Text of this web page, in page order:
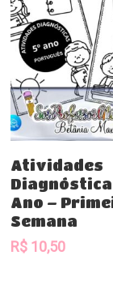
Atividades
Ano –
Semana
R$ 10,50